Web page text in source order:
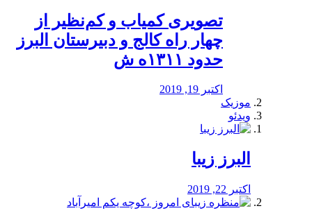
️تصویری کمیاب و کم‌نظیر از
چهار راه كالج و دبيرستان البرز
حدود ۱۳۱۱ه ش
اکتبر 19, 2019
موزیک
ویدئو
البرز زیبا
اکتبر 22, 2019